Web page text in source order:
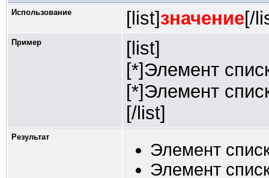
Использование [list]значение[/
Пример
[list]
[*]Элемент
[*]Элемент
[/list]
Результат
Элемент
Элемент